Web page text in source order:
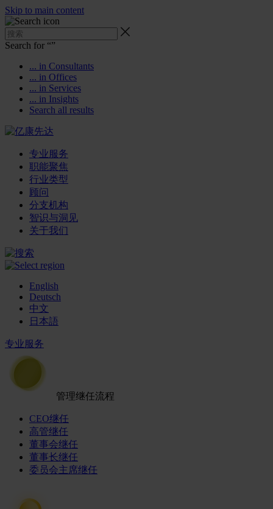
Skip to main content
Search for “”
... in Consultants
... in Offices
... in Services
... in Insights
Search all results
专业服务
职能聚焦
行业类型
顾问
分支机构
智识与洞见
关于我们
English
Deutsch
中文
日本語
专业服务
管理继任流程
CEO继任
高管继任
董事会继任
董事长继任
委员会主席继任